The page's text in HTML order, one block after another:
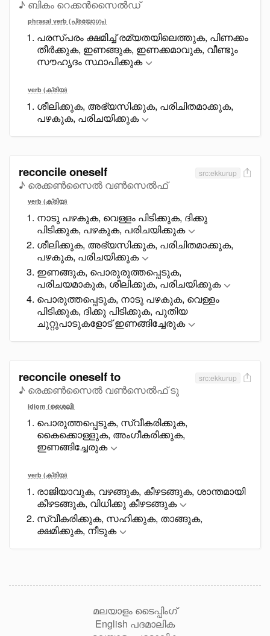
♪ ബികം റെക്കൻസൈൽഡ്
phrasal verb (പ്രയോഗം)
പരസ്പരം ക്ഷമിച്ച് രമ്യതയിലെത്തുക, പിണക്കം
തീർക്കുക, ഇണങ്ങുക, ഇണക്കമാവുക, വീണ്ടും
സൗഹൃദം സ്ഥാപിക്കുക
verb (ക്രിയ)
ശീലിക്കുക, അഭ്യസിക്കുക, പരിചിതമാക്കുക,
പഴകുക, പരിചയിക്കുക
reconcile oneself
♪ രെക്കൺസൈൽ വൺസെൽഫ്
src:ekkurup
verb (ക്രിയ)
നാടു പഴകുക, വെള്ളം പിടിക്കുക, ദിക്കു
പിടിക്കുക, പഴകുക, പരിചയിക്കുക
ശീലിക്കുക, അഭ്യസിക്കുക, പരിചിതമാക്കുക,
പഴകുക, പരിചയിക്കുക
ഇണങ്ങുക, പൊരുരുത്തപ്പെടുക,
പരിചയമാകുക, ശീലിക്കുക, പരിചയിക്കുക
പൊരുത്തപ്പെടുക, നാടു പഴകുക, വെള്ളം
പിടിക്കുക, ദിക്കു പിടിക്കുക, പുതിയ
ചുറ്റുപാടുകളോട് ഇണങ്ങിച്ചേരുക
reconcile oneself to
♪ രെക്കൺസൈൽ വൺസെൽഫ് ടു
src:ekkurup
idiom (ശൈലി)
പൊരുത്തപ്പെടുക, സ്വീകരിക്കുക,
കെെക്കൊള്ളുക, അംഗീകരിക്കുക,
ഇണങ്ങിച്ചേരുക
verb (ക്രിയ)
രാജിയാവുക, വഴങ്ങുക, കീഴടങ്ങുക, ശാന്തമായി
കീഴടങ്ങുക, വിധിക്കു കീഴടങ്ങുക
സ്വീകരിക്കുക, സഹിക്കുക, താങ്ങുക,
ക്ഷമിക്കുക, നീടുക
മലയാളം ടൈപ്പിംഗ്
English പദമാലിക